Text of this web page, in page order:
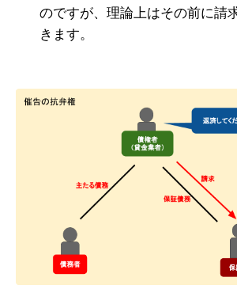
のですが、理論上はその前に請
きます。